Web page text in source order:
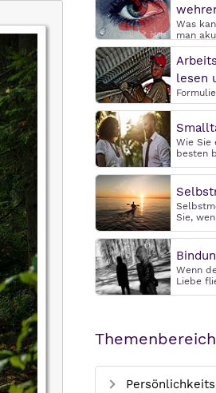
Was
man
lesen
Wie Sie
besten
Sie,
Wenn
Liebe